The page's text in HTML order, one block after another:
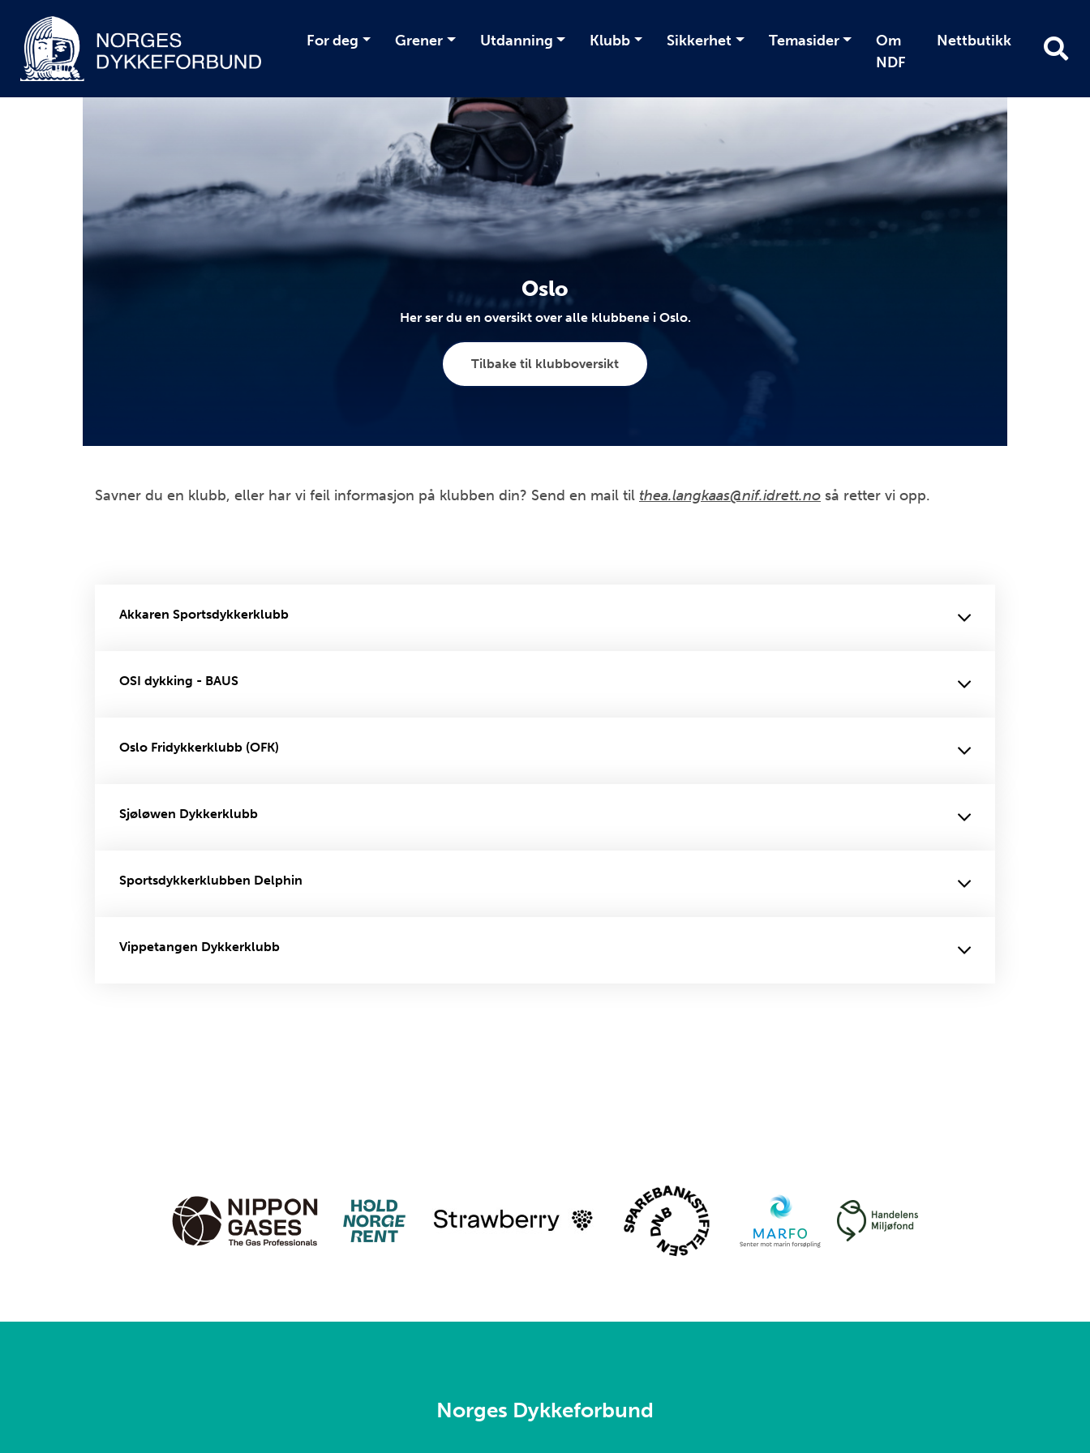
For deg Grener Utdanning Klubb Sikkerhet Temasider
Om
NDF
Nettbutikk
Oslo
Her ser du en oversikt over alle klubbene i Oslo.
Tilbake til klubboversikt
Savner du en klubb, eller har vi feil informasjon på klubben din? Send en mail til thea.langkaas@nif.idrett.no så retter vi opp.
Akkaren Sportsdykkerklubb
OSI dykking - BAUS
Oslo Fridykkerklubb (OFK)
Sjøløwen Dykkerklubb
Sportsdykkerklubben Delphin
Vippetangen Dykkerklubb
Norges Dykkeforbund